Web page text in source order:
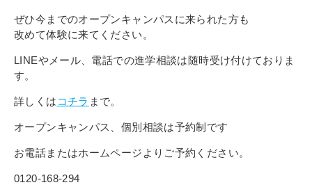
ぜひ今までのオープンキャンパスに来られた方も
改めて体験に来てください。
LINEやメール、電話での進学相談は随時受け付けておりま
す。
詳しくは コチラ まで。
オープンキャンパス、個別相談は予約制です
お電話またはホームページよりご予約ください。
0120-168-294